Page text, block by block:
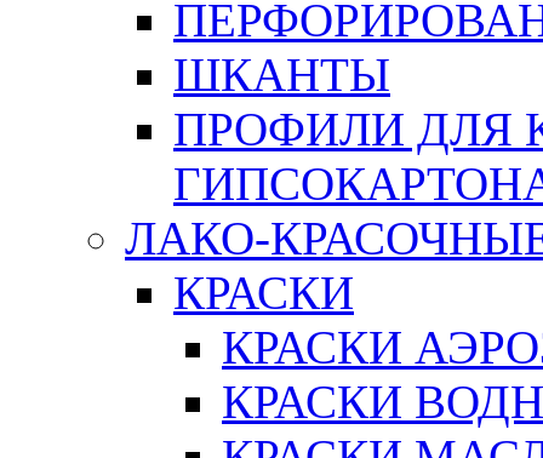
ШКАНТЫ
ПРОФИЛИ ДЛЯ
ЛАКО-
КРАСКИ
КРАСКИ
КРАСКИ